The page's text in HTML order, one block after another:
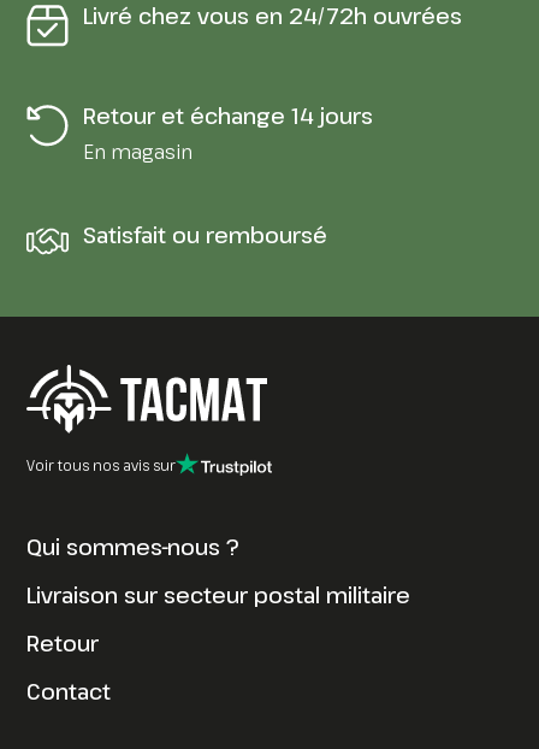
Livré chez vous en 24/72h ouvrées
Retour et échange 14 jours
En magasin
Satisfait ou remboursé
Voir tous nos avis sur
Qui sommes-nous ?
Livraison sur secteur postal militaire
Retour
Contact